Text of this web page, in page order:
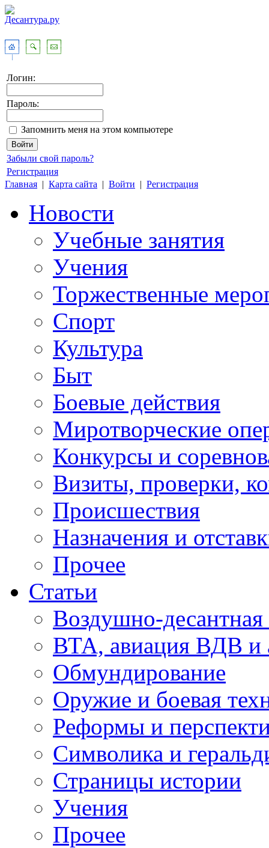
Логин:
Пароль:
Запомнить меня на этом компьютере
Забыли свой пароль?
Регистрация
Главная | Карта сайта | Войти | Регистрация
Новости
Учебные занятия
Учения
Торжественные
Спорт
Культура
Быт
Боевые действия
Миротворческие
Конкурсы и
Визиты, проверки,
Происшествия
Назначения и
Прочее
Статьи
Воздушно-десантная
ВТА, авиация ВДВ и
Обмундирование
Оружие и боевая
Реформы и
Символика и
Страницы истории
Учения
Прочее